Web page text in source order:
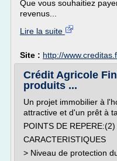
Que vous souhaitiez
revenus...
Lire la suite
Site : http://
Crédit Agricole
produits ...
Un projet immobilier à
attractive et d'un prêt à
POINTS DE REPERE:(2)
CARACTERISTIQUES
> Niveau de protection